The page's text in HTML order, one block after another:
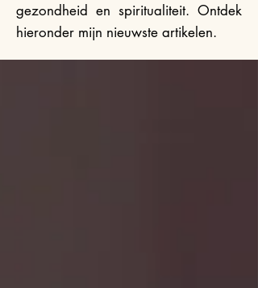
gezondheid en spiritualiteit. Ontdek
hieronder mijn nieuwste artikelen.